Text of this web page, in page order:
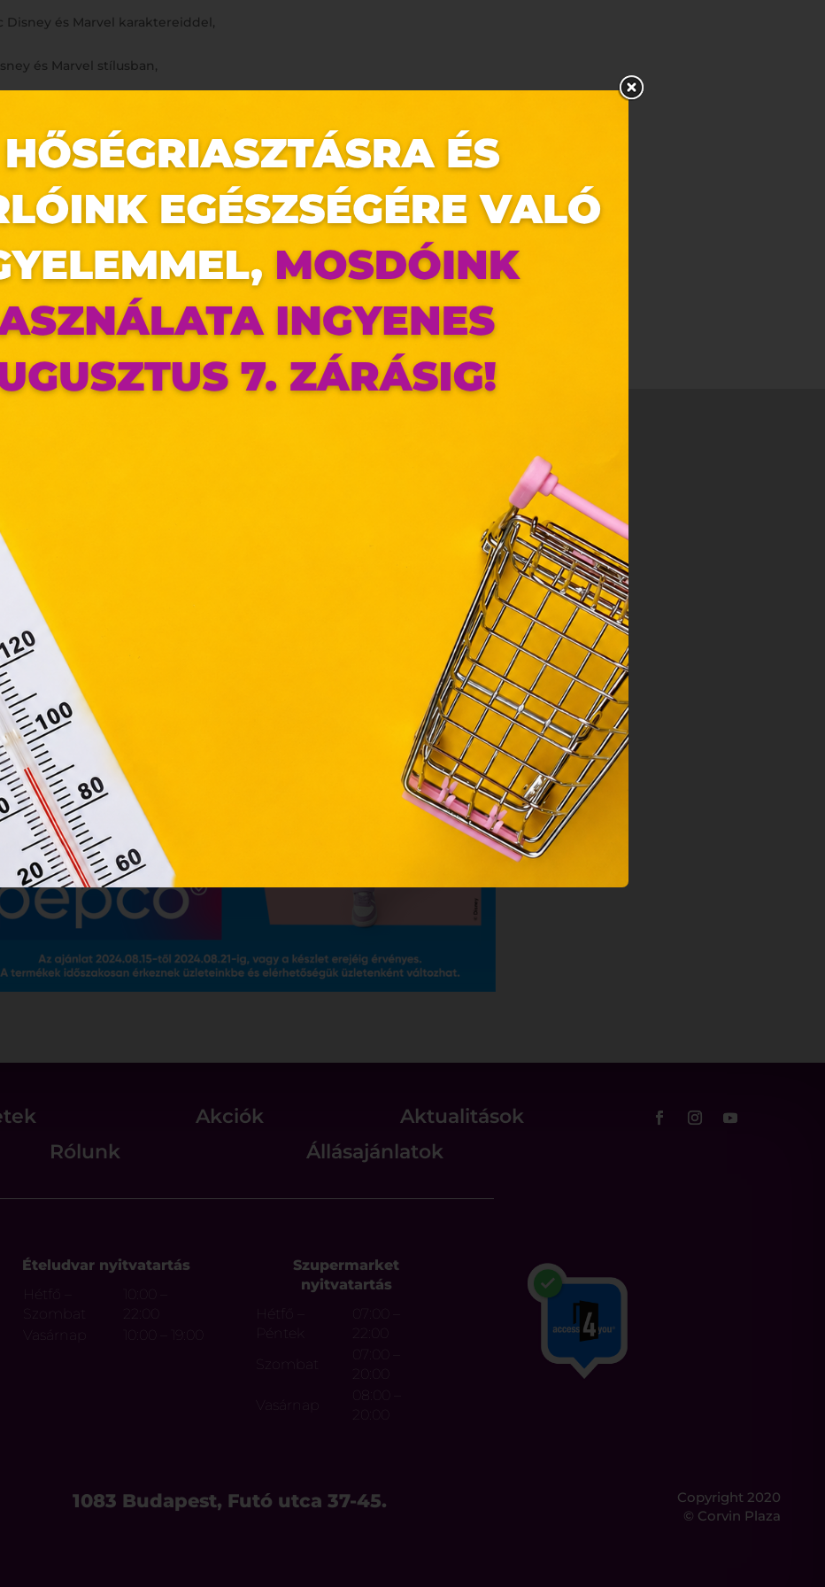
és Marvel karaktereiddel,
és Marvel stílusban,
válogathatsz.
további ötleteket legújabb újságunkból! https://pepco.hu/ujsagaink/
a készlet erejéig tart.
és elérhetőségük üzletenként változhat.
Akciók
Aktualitások
Rólunk
Állásajánlatok
Ételudvar nyitvatartás
Hétfő –
Szombat
22:00
Vasárnap
Szupermarket
nyitvatartás
Hétfő –
Péntek
22:00
Szombat
20:00
Vasárnap
08:00 –
20:00
1083 Budapest, Futó utca 37-45.
Copyright 2020
© Corvin Plaza
Ez az oldal sütiket használ
Weboldalunkon „cookie"-kat (továbbiakban „süti") alkalmazunk.
Ezek olyan fájlok, melyek információt tárolnak webes
országain belül működnek, a „sütik" használatához, és ezeknek a
felhasználó számítógépén vagy egyéb eszközén történő tárolásához
a felhasználók hozzájárulását kell kérniük.